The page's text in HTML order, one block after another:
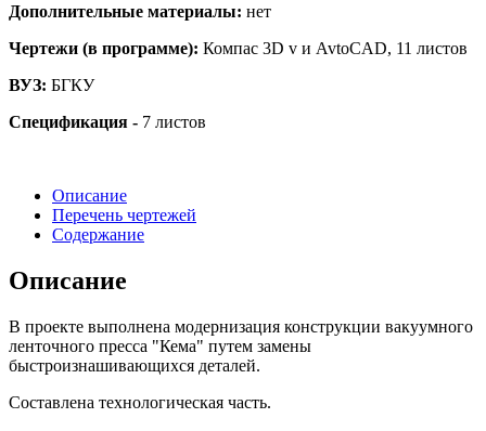
Дополнительные материалы: нет
Чертежи (в программе): Компас 3D v и AvtoCAD, 11 листов
ВУЗ: БГКУ
Спецификация - 7 листов
Описание
Перечень чертежей
Содержание
Описание
В проекте выполнена модернизация конструкции вакуумного
ленточного пресса "Кема" путем замены
быстроизнашивающихся деталей.
Составлена технологическая часть.